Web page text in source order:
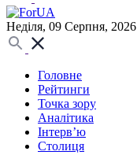
Неділя, 09 Серпня, 2026
Головне
Рейтинги
Точка зору
Аналітика
Інтерв’ю
Столиця